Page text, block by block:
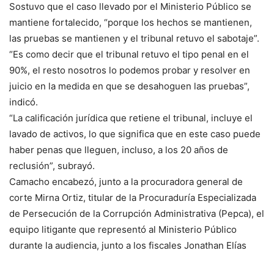
Sostuvo que el caso llevado por el Ministerio Público se
mantiene fortalecido, “porque los hechos se mantienen,
las pruebas se mantienen y el tribunal retuvo el sabotaje”.
“Es como decir que el tribunal retuvo el tipo penal en el
90%, el resto nosotros lo podemos probar y resolver en
juicio en la medida en que se desahoguen las pruebas”,
indicó.
“La calificación jurídica que retiene el tribunal, incluye el
lavado de activos, lo que significa que en este caso puede
haber penas que lleguen, incluso, a los 20 años de
reclusión”, subrayó.
Camacho encabezó, junto a la procuradora general de
corte Mirna Ortiz, titular de la Procuraduría Especializada
de Persecución de la Corrupción Administrativa (Pepca), el
equipo litigante que representó al Ministerio Público
durante la audiencia, junto a los fiscales Jonathan Elías